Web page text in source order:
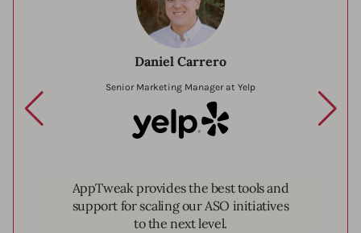
Daniel Carrero
Senior Marketing Manager at Yelp
Yelp
AppTweak provides the best tools and
support for scaling our ASO initiatives
to the next level.